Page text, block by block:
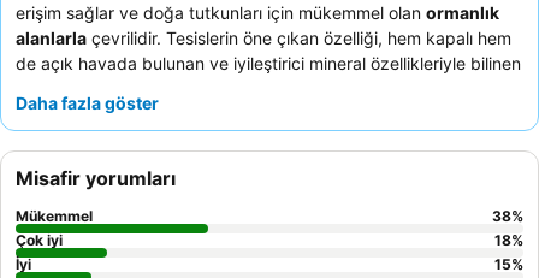
erişim sağlar ve doğa tutkunları için mükemmel olan ormanlık
alanlarla çevrilidir. Tesislerin öne çıkan özelliği, hem kapalı hem
de açık havada bulunan ve iyileştirici mineral özellikleriyle bilinen
büfesi ve yöresel Türk mutfağından çeşitli akşam yemeği
övmektedir. Daha ayrıcalıklı bir deneyim için, termal havuzlu özel
aile kabinlerinden birini ayırtmayı düşünebilirsiniz, ancak
bazılarının eskime belirtileri gösterebileceğini belirtmekte fayda
var.
Daha fazla göster
Misafir yorumları
Mükemmel 38%
Çok iyi
18%
İyi
15%